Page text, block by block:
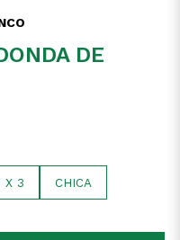
DE
X 3 CHICA